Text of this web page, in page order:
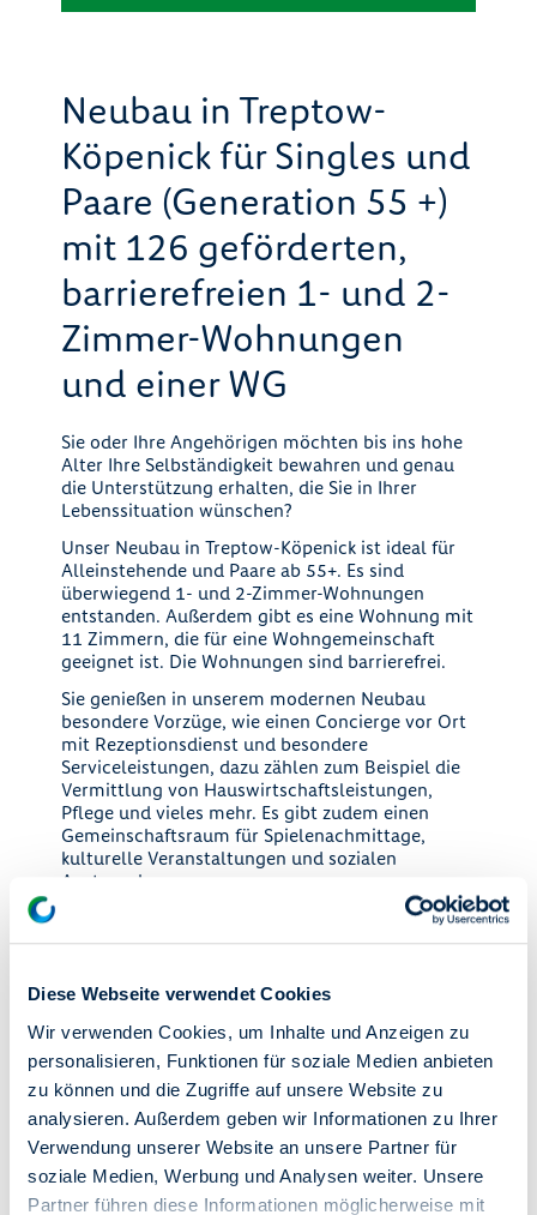
Diese Webseite verwendet Cookies
Wir verwenden Cookies, um Inhalte und Anzeigen zu
personalisieren, Funktionen für soziale Medien anbieten
zu können und die Zugriffe auf unsere Website zu
analysieren. Außerdem geben wir Informationen zu Ihrer
Verwendung unserer Website an unsere Partner für
soziale Medien, Werbung und Analysen weiter. Unsere
Partner führen diese Informationen möglicherweise mit
Neubau in Treptow-
Köpenick für Singles und
Paare (Generation 55 +)
mit 126 geförderten,
barrierefreien 1- und 2-
Zimmer-Wohnungen
und einer WG
Sie oder Ihre Angehörigen möchten bis ins hohe
Alter Ihre Selbständigkeit bewahren und genau
die Unterstützung erhalten, die Sie in Ihrer
Lebenssituation wünschen?
Unser Neubau in Treptow-Köpenick ist ideal für
Alleinstehende und Paare ab 55+. Es sind
überwiegend 1- und 2-Zimmer-Wohnungen
entstanden. Außerdem gibt es eine Wohnung mit
11 Zimmern, die für eine Wohngemeinschaft
geeignet ist. Die Wohnungen sind barrierefrei.
Sie genießen in unserem modernen Neubau
besondere Vorzüge, wie einen Concierge vor Ort
mit Rezeptionsdienst und besondere
Serviceleistungen, dazu zählen zum Beispiel die
Vermittlung von Hauswirtschaftsleistungen,
Pflege und vieles mehr. Es gibt zudem einen
Gemeinschaftsraum für Spielenachmittage,
kulturelle Veranstaltungen und sozialen
Austausch.
Das degewo-Tochterunternehmen SOPHIA
ergänzt unser Angebot für Ihre Unabhängigkeit in
ist schnelle Hilfe nur einen Knopfdruck oder
"Servicewohnen" finden Sie im Flyer vonSOPHIA.
Bitte beachten Sie, dass alle Wohnungen
gefördert werden. Daher müssen Sie zum
Vertragsabschluss einen gültigen
Wohnberechtigungsschein (WBS) vorlegen
können.